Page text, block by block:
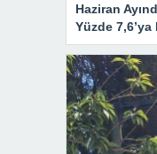
Haziran
Yüzde 7,6’ya